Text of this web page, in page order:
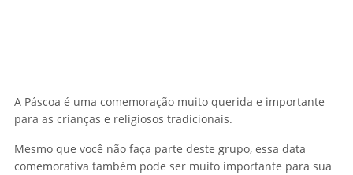
A Páscoa é uma comemoração muito querida e importante
para as crianças e religiosos tradicionais.
Mesmo que você não faça parte deste grupo, essa data
comemorativa também pode ser muito importante para sua